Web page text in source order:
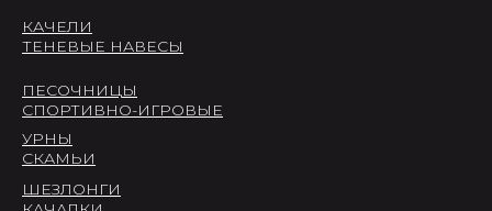
КАЧЕЛИ
ТЕНЕВЫЕ НАВЕСЫ
ПЕСОЧНИЦЫ
СПОРТИВНО-ИГРОВЫЕ
УРНЫ
СКАМЬИ
ШЕЗЛОНГИ